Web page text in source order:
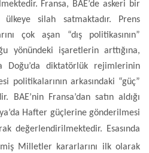
Fransa, BAE’de askeri bir
silah satmaktadır. Prens
çok aşan “dış politikasının”
yönündeki işaretlerin arttığına,
Doğu’da diktatörlük rejimlerinin
politikalarının arkasındaki “güç”
Fransa’dan satın aldığı
Hafter güçlerine gönderilmesi
değerlendirilmektedir. Esasında
Milletler kararlarını ilk olarak